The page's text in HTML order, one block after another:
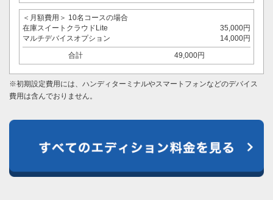
＜月額費用＞ 10名コースの場合
在庫スイートクラウドLite
35,000円
マルチデバイスオプション
14,000円
合計
49,000円
※初期設定費用には、ハンディターミナルやスマートフォンなどのデバイス
費用は含んでおりません。